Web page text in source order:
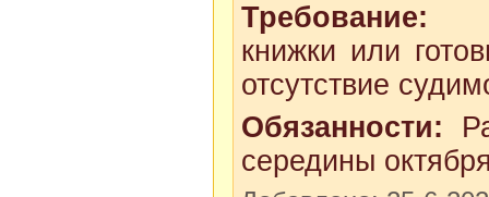
Требование:
книжки или
отсутствие
Обязанности:
середины